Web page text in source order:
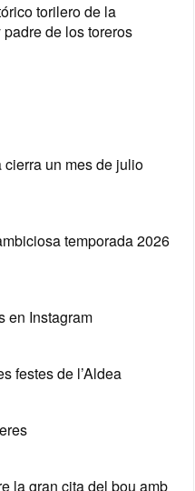
torilero de la
de los toreros
cierra un mes de julio
temporada 2026
en Instagram
festes de l’Aldea
la gran cita del bou amb